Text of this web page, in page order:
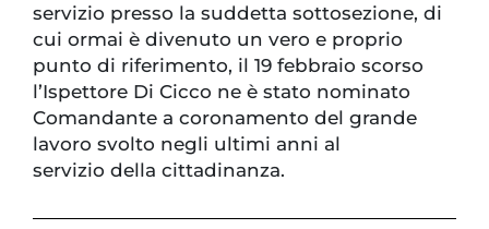
servizio presso la suddetta sottosezione, di
cui ormai è divenuto un vero e proprio
punto di riferimento, il 19 febbraio scorso
l’Ispettore Di Cicco ne è stato nominato
Comandante a coronamento del grande
lavoro svolto negli ultimi anni al
servizio della cittadinanza.